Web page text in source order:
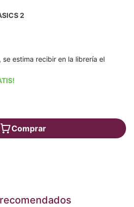
2
estima recibir en la librería el
Comprar